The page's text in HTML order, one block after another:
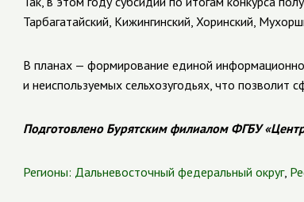
Тарбагатайский, Кижингинский, Хоринский,
В планах — формирование единой
и неиспользуемых сельхозугодьях, что позволит
Подготовлено Бурятским филиалом ФГБУ
Регионы: Дальневосточный федеральный округ,